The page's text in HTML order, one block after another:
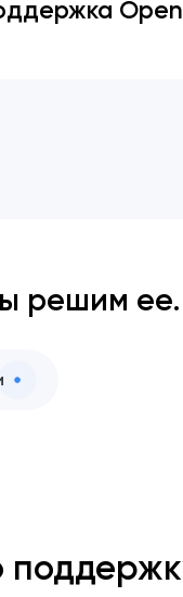
решим ее.